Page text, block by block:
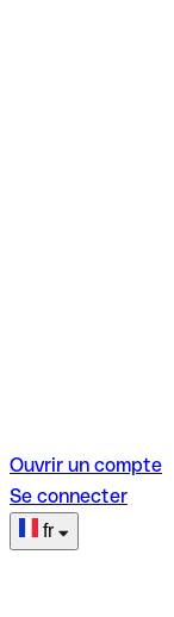
Ouvrir un compte
Se connecter
fr